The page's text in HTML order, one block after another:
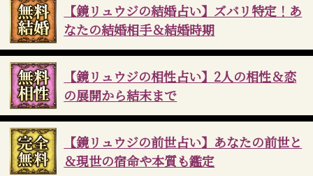
【鏡リュウジの結婚占い】ズバリ特定！あ
なたの結婚相手＆結婚時期
【鏡リュウジの相性占い】2人の相性＆恋
の展開から結末まで
【鏡リュウジの前世占い】あなたの前世と
＆現世の宿命や本質も鑑定